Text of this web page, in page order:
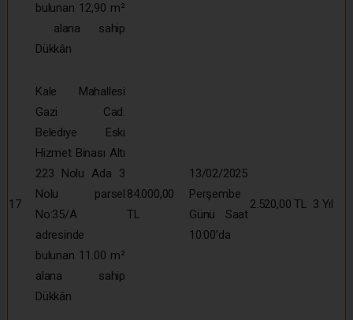
bulunan 12,90 m²
alana sahip
Dükkân
17
Kale Mahallesi
Gazi Cad.
Belediye Eski
Hizmet Binası Altı
223 Nolu Ada 3
Nolu parsel
No:35/A
adresinde
bulunan 11.00 m²
alana sahip
Dükkân
84.000,00
TL
13/02/2025
Perşembe
Günü Saat
10:00’da
2.520,00 TL 3 Yıl